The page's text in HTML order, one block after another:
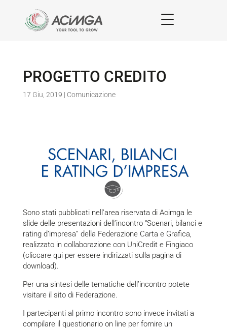
PROGETTO CREDITO
17 Giu, 2019 | Comunicazione
Sono stati pubblicati nell’area riservata di Acimga le
slide delle presentazioni dell’incontro “Scenari, bilanci e
rating d’impresa” della Federazione Carta e Grafica,
realizzato in collaborazione con UniCredit e Fingiaco
(cliccare quiper essere indirizzati sulla pagina di
download).
Per una sintesi delle tematiche dell’incontro potete
visitare il sito di Federazione.
I partecipanti al primo incontro sono invece invitati a
compilare il questionario on line per fornire un